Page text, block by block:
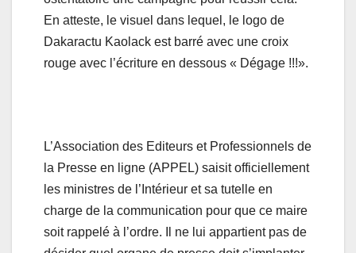
En atteste, le visuel dans lequel, le logo de
Dakaractu Kaolack est barré avec une croix
rouge avec l’écriture en dessous « Dégage !!!».
L’Association des Editeurs et Professionnels de
la Presse en ligne (APPEL) saisit officiellement
les ministres de l’Intérieur et sa tutelle en
charge de la communication pour que ce maire
soit rappelé à l’ordre. Il ne lui appartient pas de